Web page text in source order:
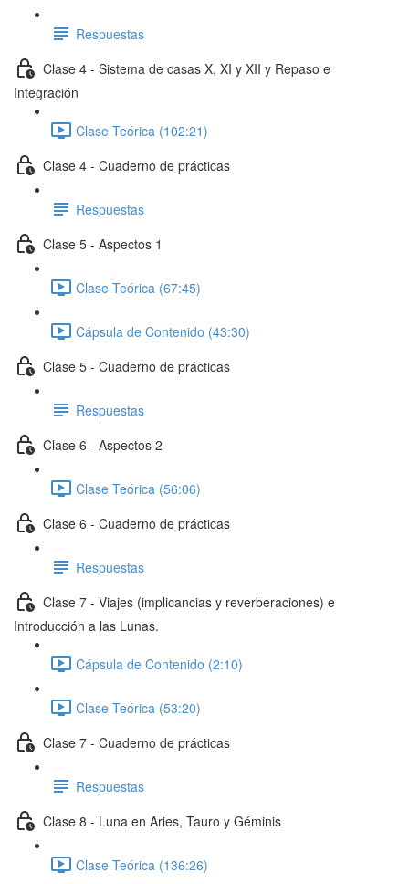
Respuestas
Clase 4 - Sistema de casas X, XI y XII y Repaso e
Integración
Clase Teórica (102:21)
Clase 4 - Cuaderno de prácticas
Respuestas
Clase 5 - Aspectos 1
Clase Teórica (67:45)
Cápsula de Contenido (43:30)
Clase 5 - Cuaderno de prácticas
Respuestas
Clase 6 - Aspectos 2
Clase Teórica (56:06)
Clase 6 - Cuaderno de prácticas
Respuestas
Clase 7 - Viajes (implicancias y reverberaciones) e
Introducción a las Lunas.
Cápsula de Contenido (2:10)
Clase Teórica (53:20)
Clase 7 - Cuaderno de prácticas
Respuestas
Clase 8 - Luna en Aries, Tauro y Géminis
Clase Teórica (136:26)